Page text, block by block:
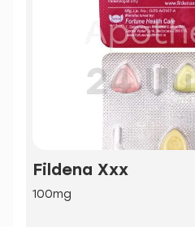
Fildena Xxx
100mg